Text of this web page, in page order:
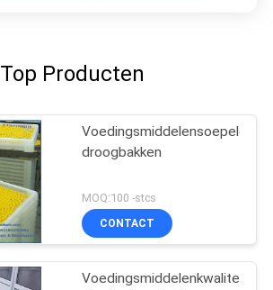
Top Producten
Voedingsmiddelensoepelgel
droogbakken
MOQ:100 -stcs
CONTACT
Voedingsmiddelenkwaliteit